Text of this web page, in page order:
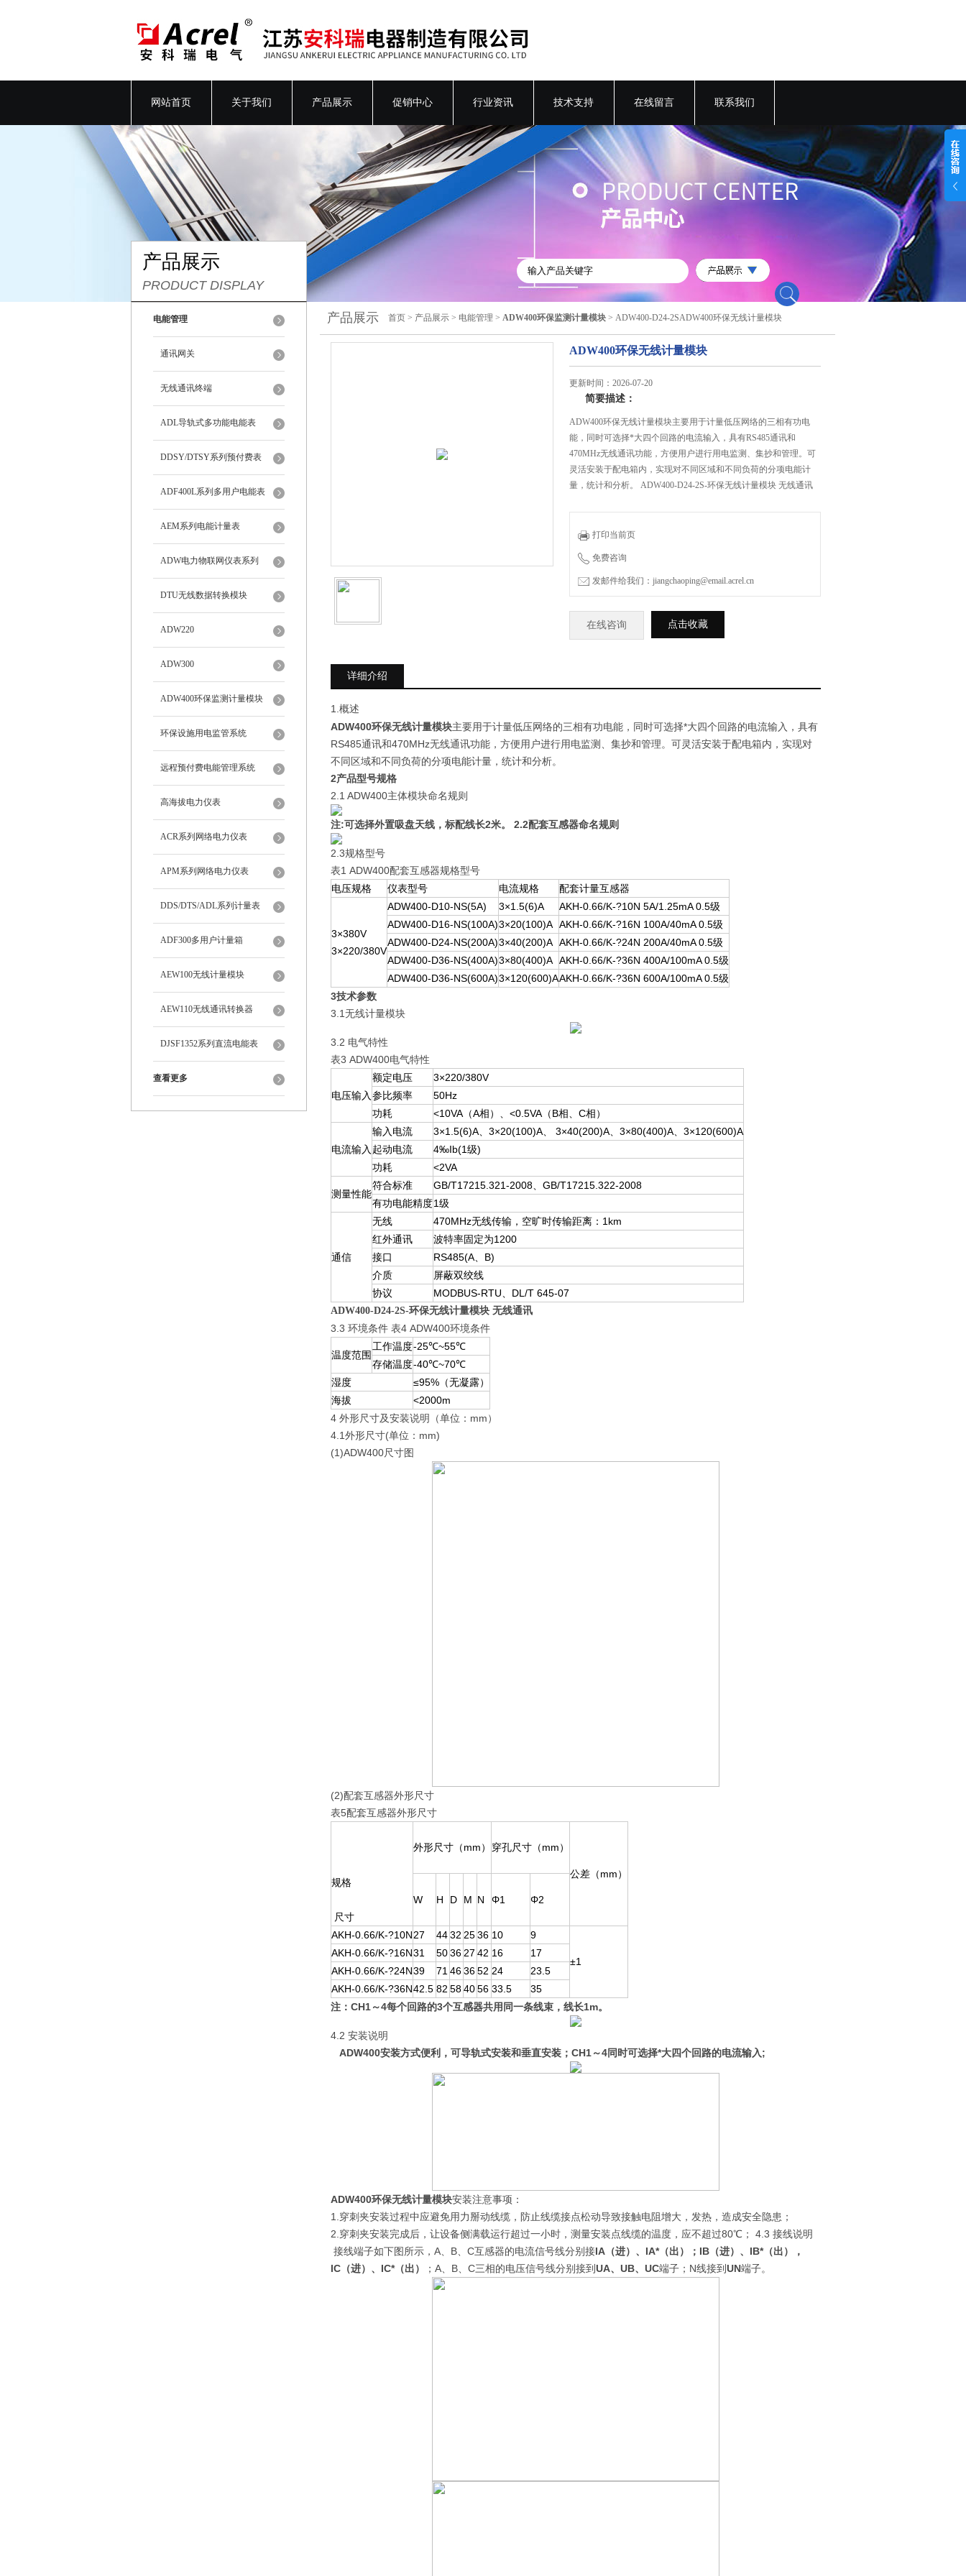
网站首页 关于我们 产品展示 促销中心 行业资讯 技术支持 在线留言 联系我们
产品展示
PRODUCT DISPLAY
电能管理
通讯网关
无线通讯终端
ADL导轨式多功能电能表
DDSY/DTSY系列预付费表
ADF400L系列多用户电能表
AEM系列电能计量表
ADW电力物联网仪表系列
DTU无线数据转换模块
ADW220
ADW300
ADW400环保监测计量模块
环保设施用电监管系统
远程预付费电能管理系统
高海拔电力仪表
ACR系列网络电力仪表
APM系列网络电力仪表
DDS/DTS/ADL系列计量表
ADF300多用户计量箱
AEW100无线计量模块
AEW110无线通讯转换器
DJSF1352系列直流电能表
查看更多
产品展示 首页 > 产品展示 > 电能管理 > ADW400环保监测计量模块 > ADW400-D24-2SADW400环保无线计量模块
ADW400环保无线计量模块
更新时间：2026-07-20
简要描述：
ADW400环保无线计量模块主要用于计量低压网络的三相有功电
能，同时可选择*大四个回路的电流输入，具有RS485通讯和
470MHz无线通讯功能，方便用户进行用电监测、集抄和管理。可
灵活安装于配电箱内，实现对不同区域和不同负荷的分项电能计
量，统计和分析。 ADW400-D24-2S-环保无线计量模块 无线通讯
打印当前页
免费咨询
发邮件给我们：jiangchaoping@email.acrel.cn
在线咨询 点击收藏
详细介绍
1.概述
ADW400环保无线计量模块主要用于计量低压网络的三相有功电能，同时可选择*大四个回路的电流输入，具有
RS485通讯和470MHz无线通讯功能，方便用户进行用电监测、集抄和管理。可灵活安装于配电箱内，实现对
不同区域和不同负荷的分项电能计量，统计和分析。
2产品型号规格
2.1 ADW400主体模块命名规则
注:可选择外置吸盘天线，标配线长2米。 2.2配套互感器命名规则
2.3规格型号
表1 ADW400配套互感器规格型号
电压规格
仪表型号 电流规格 配套计量互感器
3×380V
3×220/380V
ADW400-D10-NS(5A) 3×1.5(6)A
AKH-0.66/K-?10N 5A/1.25mA 0.5级
ADW400-D16-NS(100A)3×20(100)A AKH-0.66/K-?16N 100A/40mA 0.5级
ADW400-D24-NS(200A)3×40(200)A AKH-0.66/K-?24N 200A/40mA 0.5级
ADW400-D36-NS(400A)3×80(400)A AKH-0.66/K-?36N 400A/100mA 0.5级
ADW400-D36-NS(600A)3×120(600)AAKH-0.66/K-?36N 600A/100mA 0.5级
3技术参数
3.1无线计量模块
3.2 电气特性
表3 ADW400电气特性
电压输入
额定电压
3×220/380V
参比频率
50Hz
功耗
<10VA（A相）、<0.5VA（B相、C相）
电流输入
输入电流
3×1.5(6)A、3×20(100)A、 3×40(200)A、3×80(400)A、3×120(600)A
起动电流
4‰Ib(1级)
功耗
<2VA
测量性能
符合标准
GB/T17215.321-2008、GB/T17215.322-2008
有功电能精度1级
通信
无线
470MHz无线传输，空旷时传输距离：1km
红外通讯
波特率固定为1200
接口
RS485(A、B)
介质
屏蔽双绞线
协议
MODBUS-RTU、DL/T 645-07
ADW400-D24-2S-环保无线计量模块 无线通讯
3.3 环境条件 表4 ADW400环境条件
温度范围
工作温度-25℃~55℃
存储温度-40℃~70℃
湿度
≤95%（无凝露）
海拔
<2000m
4 外形尺寸及安装说明（单位：mm）
4.1外形尺寸(单位：mm)
(1)ADW400尺寸图
(2)配套互感器外形尺寸
表5配套互感器外形尺寸
规格
尺寸
外形尺寸（mm） 穿孔尺寸（mm）
公差（mm）
W H D M N Φ1 Φ2
AKH-0.66/K-?10N27 4432 2536 10 9
±1
AKH-0.66/K-?16N31 5036 27 42 16
17
AKH-0.66/K-?24N39 71 463652 24
23.5
AKH-0.66/K-?36N42.5 82 584056 33.5
35
注： CH1～4每个回路的3个互感器共用同一条线束，线长1m。
4.2 安装说明
ADW400安装方式便利，可导轨式安装和垂直安装； CH1～4同时可选择*大四个回路的电流输入;
ADW400环保无线计量模块安装注意事项：
1.穿刺夹安装过程中应避免用力掰动线缆，防止线缆接点松动导致接触电阻增大，发热，造成安全隐患；
2.穿刺夹安装完成后，让设备侧满载运行超过一小时，测量安装点线缆的温度，应不超过80℃； 4.3 接线说明
接线端子如下图所示，A、B、C互感器的电流信号线分别接IA（进）、IA*（出）；IB（进）、IB*（出），
IC（进）、IC*（出）
；A、B、C三相的电压信号线分别接到UA、UB、UC端子；N线接到UN端子。